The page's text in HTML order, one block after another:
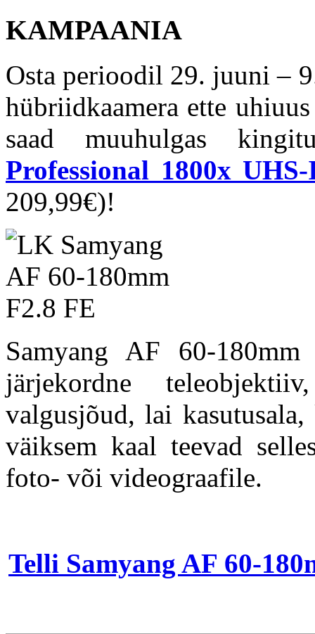
KAMPAANIA
Osta perioodil 29. juuni –
hübriidkaamera ette
saad muuhulgas
Professional 1800x
209,99€)!
Samyang AF 60-
järjekordne
valgusjõud, lai
väiksem kaal teevad
foto- või videograafile.
Telli Samyang AF 60-